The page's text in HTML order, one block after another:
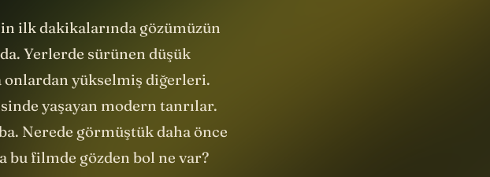
ilk dakikalarında gözümüzün
Yerlerde sürünen düşük
onlardan yükselmiş diğerleri.
yaşayan modern tanrılar.
Nerede görmüştük daha önce
bu filmde gözden bol ne var?